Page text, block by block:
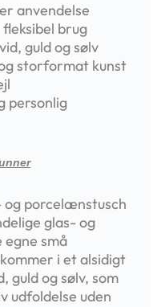
anvendelse
brug
guld og sølv
storformat kunst
personlig
og porcelænstusch
glas- og
små
i et alsidigt
og sølv, som
udfoldelse uden